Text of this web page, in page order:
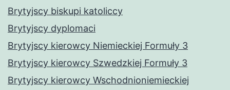
Brytyjscy biskupi katoliccy
Brytyjscy dyplomaci
Brytyjscy kierowcy Niemieckiej Formuły 3
Brytyjscy kierowcy Szwedzkiej Formuły 3
Brytyjscy kierowcy Wschodnioniemieckiej